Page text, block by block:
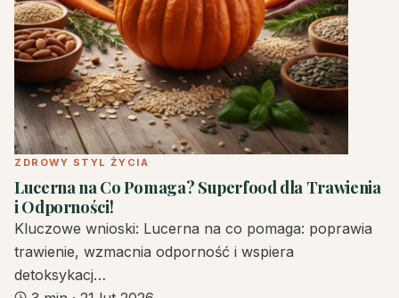
ZDROWY STYL ŻYCIA
Lucerna na Co Pomaga? Superfood dla Trawienia
i Odporności!
Kluczowe wnioski: Lucerna na co pomaga: poprawia
trawienie, wzmacnia odporność i wspiera
detoksykacj…